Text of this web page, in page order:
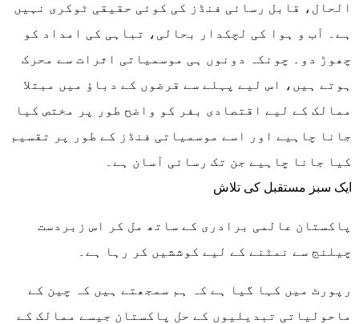
الحال، قابل رسائی فنڈز کی کوئی حقیقی ٹوکری نہیں
ہے۔ آب و ہوا کی لچکدار بحالی، تباہی کی امداد کو
چھوڑ دو۔ چونکہ دونوں ہی موسمیاتی اثرات سے محرک
ہوتے ہیں، اس لیے پہلے سے قرضوں کے دباؤ میں مبتلا
ممالک کے لیے اقتصادی بفر کو واضح طور پر مختص کیا
جانا چاہیے اور اسے موسمیاتی فنڈز کے طور پر تقسیم
کیا جانا چاہیے جن تک رسائی آسان ہے۔
ایک سبز مستقبل کی تلاش
پاکستان عالمی برادری کے ساتھ مل کر اس زبردست
چیلنج سے نمٹنے کے لیے کوششیں کر رہا ہے۔
ماحولیاتی تبدیلیوں کے حل پاکستان جیسے ممالک کے